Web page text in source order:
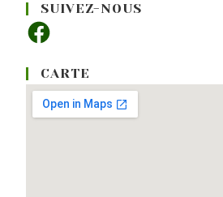
SUIVEZ-NOUS
Facebook
CARTE